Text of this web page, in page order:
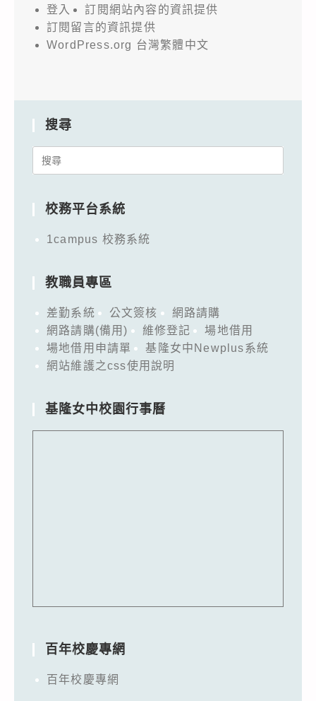
登入
訂閱網站內容的資訊提供
訂閱留言的資訊提供
WordPress.org 台灣繁體中文
搜尋
Search
校務平台系統
1campus 校務系統
教職員專區
差勤系統 公文簽核
網路請購
網路請購(備用)
維修登記
場地借用
場地借用申請單
基隆女中Newplus系統
網站維護之css使用說明
基隆女中校園行事曆
百年校慶專網
百年校慶專網